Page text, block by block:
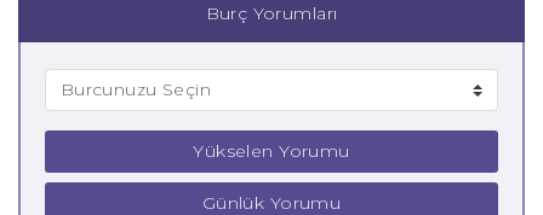
Burç Yorumları
Yükselen Yorumu
Günlük Yorumu